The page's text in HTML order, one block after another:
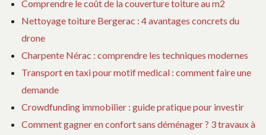
Comprendre le coût de la couverture toiture au m2
Nettoyage toiture Bergerac : 4 avantages concrets du
drone
Charpente Nérac : comprendre les techniques modernes
Transport en taxi pour motif medical : comment faire une
demande
Crowdfunding immobilier : guide pratique pour investir
Comment gagner en confort sans déménager ? 3 travaux à